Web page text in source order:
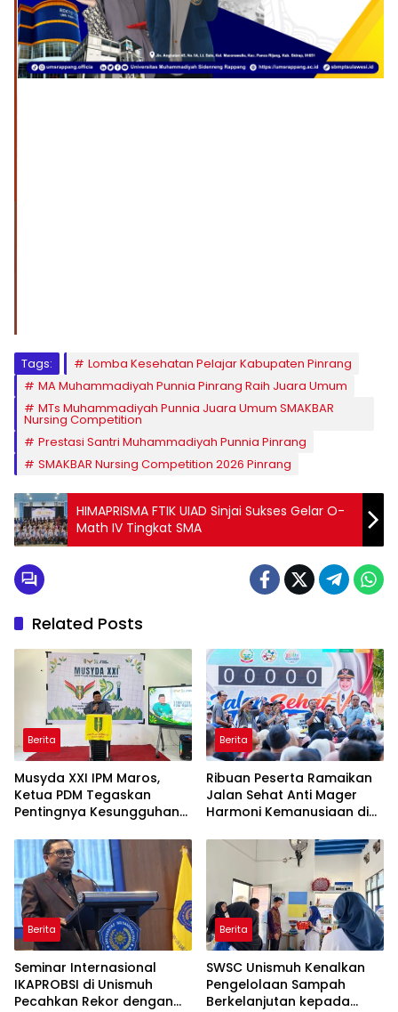
Tags:
Lomba Kesehatan Pelajar Kabupaten Pinrang
MA Muhammadiyah Punnia Pinrang Raih Juara Umum
MTs Muhammadiyah Punnia Juara Umum SMAKBAR
Nursing Competition
Prestasi Santri Muhammadiyah Punnia Pinrang
SMAKBAR Nursing Competition 2026 Pinrang
HIMAPRISMA FTIK UIAD Sinjai Sukses Gelar O-
Math IV Tingkat SMA
Related Posts
Berita
Musyda XXI IPM Maros,
Ketua PDM Tegaskan
Pentingnya Kesungguhan
Berita
Ribuan Peserta Ramaikan
Jalan Sehat Anti Mager
Harmoni Kemanusiaan di
Berita
Seminar Internasional
IKAPROBSI di Unismuh
Pecahkan Rekor dengan
Berita
SWSC Unismuh Kenalkan
Pengelolaan Sampah
Berkelanjutan kepada